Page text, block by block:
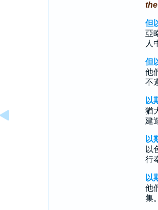
但
亞
人
但
他
不
以
猶
建
以
以
行
以
他
集